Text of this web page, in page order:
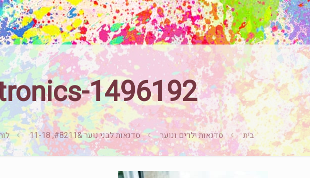
1496192
בית סדנאות ילדים ונוער סדנאות לבני נוער &#8211; 11-18 לוח